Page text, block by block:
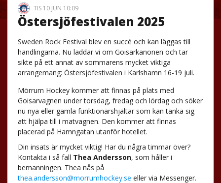
TIS 10 JUN 10:09
Östersjöfestivalen 2025
Sweden Rock Festival blev en succé och kan läggas till
handlingarna. Nu laddar vi om Goisarkanonen och tar
sikte på ett annat av sommarens mycket viktiga
arrangemang: Östersjöfestivalen i Karlshamn 16-19 juli.
Mörrum Hockey kommer att finnas på plats med
Goisarvagnen under torsdag, fredag och lördag och söker
nu nya eller gamla funktionärshjältar som kan tänka sig
att hjälpa till i matvagnen. Den kommer att finnas
placerad på Hamngatan utanför hotellet.
Din insats är mycket viktig! Har du några timmar över?
Kontakta i så fall Thea Andersson, som håller i
bemanningen. Thea nås på
thea.andersson@morrumhockey.se eller via Messenger.